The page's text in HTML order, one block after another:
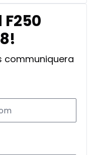
F250
communiquera